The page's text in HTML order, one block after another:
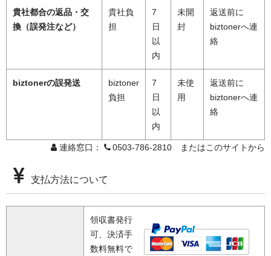
貴社都合の返品・交
換（誤発注など）
貴社負
担
7
日
以
内
未開
封
返送前に
biztonerへ連
絡
biztonerの誤発送
biztoner
負担
7
日
以
内
未使
用
返送前に
biztonerへ連
絡
連絡窓口： 0503-786-2810 またはこのサイトから
支払方法について
領収書発行
可、決済手
数料無料で